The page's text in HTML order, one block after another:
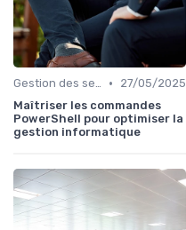
Gestion des serveurs •
27/05/2025
Maîtriser les commandes
PowerShell pour optimiser la
gestion informatique